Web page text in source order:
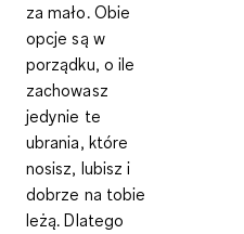
za mało. Obie
opcje są w
porządku, o ile
zachowasz
jedynie te
ubrania, które
nosisz, lubisz i
dobrze na tobie
leżą. Dlatego